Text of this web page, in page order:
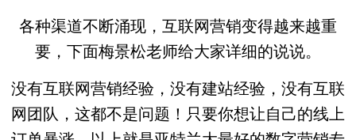
各种渠道不断涌现，互联网营销变得越来越重
要，下面梅景松老师给大家详细的说说。
没有互联网营销经验，没有建站经验，没有互联
网团队，这都不是问题！只要你想让自己的线上